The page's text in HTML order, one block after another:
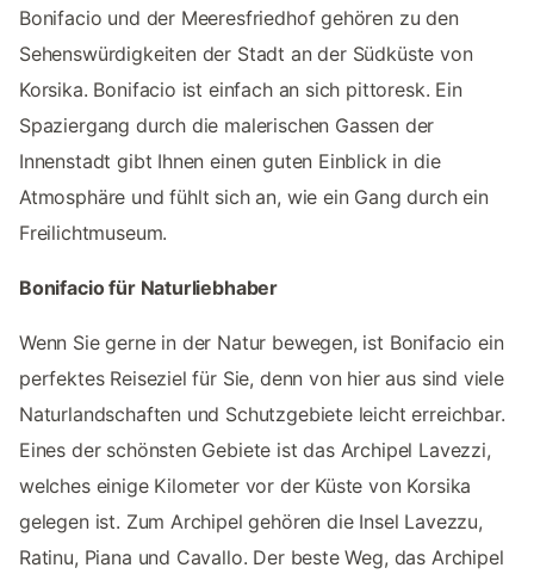
Bonifacio und der Meeresfriedhof gehören zu den
Sehenswürdigkeiten der Stadt an der Südküste von
Korsika. Bonifacio ist einfach an sich pittoresk. Ein
Spaziergang durch die malerischen Gassen der
Innenstadt gibt Ihnen einen guten Einblick in die
Atmosphäre und fühlt sich an, wie ein Gang durch ein
Freilichtmuseum.
Bonifacio für Naturliebhaber
Wenn Sie gerne in der Natur bewegen, ist Bonifacio ein
perfektes Reiseziel für Sie, denn von hier aus sind viele
Naturlandschaften und Schutzgebiete leicht erreichbar.
Eines der schönsten Gebiete ist das Archipel Lavezzi,
welches einige Kilometer vor der Küste von Korsika
gelegen ist. Zum Archipel gehören die Insel Lavezzu,
Ratinu, Piana und Cavallo. Der beste Weg, das Archipel